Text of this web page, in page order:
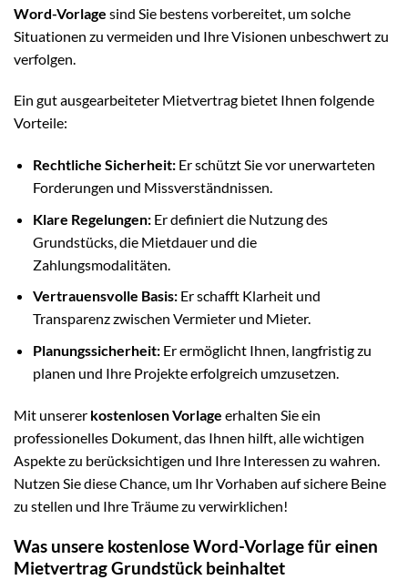
Word-Vorlage sind Sie bestens vorbereitet, um solche
Situationen zu vermeiden und Ihre Visionen unbeschwert zu
verfolgen.
Ein gut ausgearbeiteter Mietvertrag bietet Ihnen folgende
Vorteile:
Rechtliche Sicherheit:Er schützt Sie vor unerwarteten
Forderungen und Missverständnissen.
Klare Regelungen:Er definiert die Nutzung des
Grundstücks, die Mietdauer und die
Zahlungsmodalitäten.
Vertrauensvolle Basis:Er schafft Klarheit und
Transparenz zwischen Vermieter und Mieter.
Planungssicherheit:Er ermöglicht Ihnen, langfristig zu
planen und Ihre Projekte erfolgreich umzusetzen.
Mit unserer kostenlosen Vorlage erhalten Sie ein
professionelles Dokument, das Ihnen hilft, alle wichtigen
Aspekte zu berücksichtigen und Ihre Interessen zu wahren.
Nutzen Sie diese Chance, um Ihr Vorhaben auf sichere Beine
zu stellen und Ihre Träume zu verwirklichen!
Was unsere kostenlose Word-Vorlage für einen
Mietvertrag Grundstück beinhaltet